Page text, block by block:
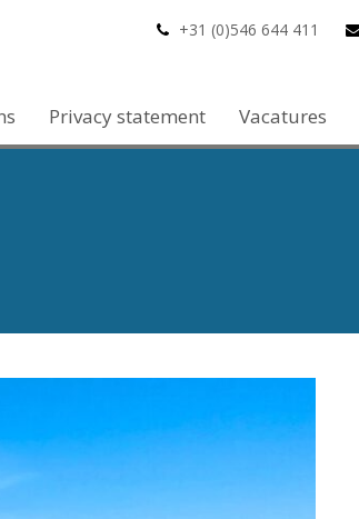
+31 (0)546 644 411
Privacy statement Vacatures